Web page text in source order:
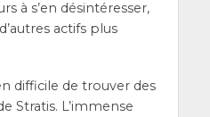
à s’en dés­in­té­res­ser,
actifs plus
dif­fi­cile de trou­ver des
Stra­tis. L’im­mense